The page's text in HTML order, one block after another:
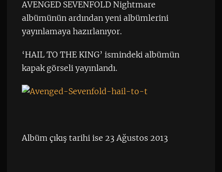
AVENGED SEVENFOLD Nightmare
albümünün ardından yeni albümlerini
yayınlamaya hazırlanıyor.
‘HAIL TO THE KING’ ismindeki albümün
kapak görseli yayınlandı.
Albüm çıkış tarihi ise 23 Ağustos 2013